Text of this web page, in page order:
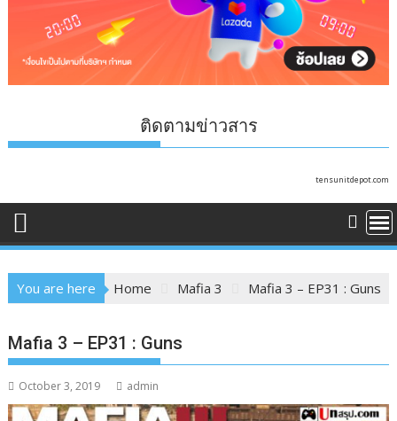
ติดตามข่าวสาร
tensunitdepot.com
You are here Home Mafia 3 Mafia 3 – EP31 : Guns
Mafia 3 – EP31 : Guns
October 3, 2019 admin